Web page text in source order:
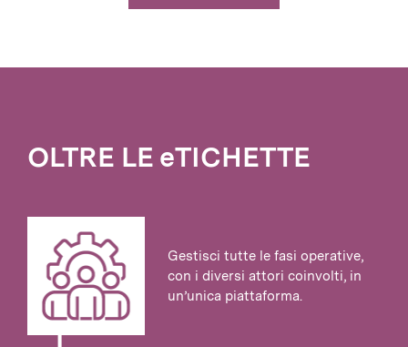
OLTRE LE eTICHETTE
Gestisci tutte le fasi operative,
con i diversi attori coinvolti, in
un’unica piattaforma.